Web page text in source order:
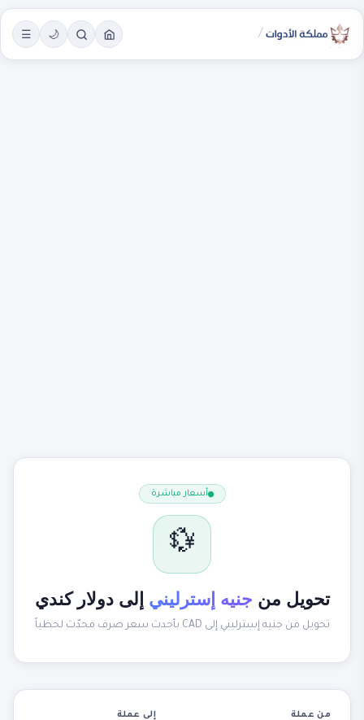
/
🌙
☰
أسعار مباشرة
💱
تحويل من جنيه إسترليني إلى دولار كندي
تحويل من جنيه إسترليني إلى CAD بأحدث سعر صرف محدّث لحظياً
من عملة إلى عملة